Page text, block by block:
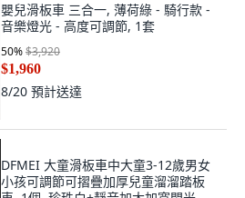
嬰兒滑板車 三合一, 薄荷綠 - 騎行款 -
音樂燈光 - 高度可調節, 1套
50%$3,920
$1,960
8/20 預計送達
DFMEI 大童滑板車中大童3-12歲男女
小孩可調節可摺疊加厚兒童溜溜踏板